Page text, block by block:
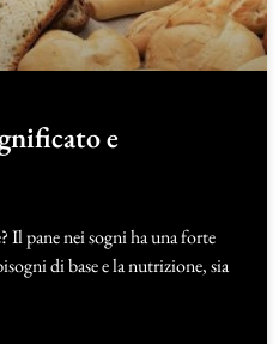
e
Il pane nei sogni ha una forte
di base e la nutrizione, sia